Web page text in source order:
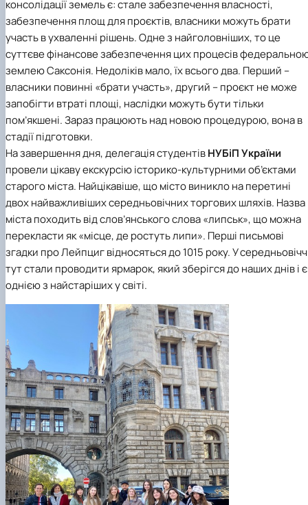
консолідації земель є: стале забезпечення власності,
забезпечення площ для проєктів, власники можуть брати
участь в ухваленні рішень. Одне з найголовніших, то це
суттєве фінансове забезпечення цих процесів
землею Саксонія. Недоліків мало, їх всього два. Перший –
власники повинні «брати участь», другий – проєкт не може
запобігти втраті площі, наслідки можуть бути тільки
пом’якшені. Зараз працюють над новою процедурою, вона в
стадії підготовки.
На завершення дня, делегація студентівНУБіП України
провели цікаву екскурсію історико-культурними об’єктами
старого міста. Найцікавіше, що місто виникло на перетині
двох найважливіших середньовічних торгових шляхів. Назва
міста походить від слов’янського слова «липськ», що можна
перекласти як «місце, де ростуть липи». Перші письмові
згадки про Лейпциг відносяться до 1015 року. У
тут стали проводити ярмарок, який зберігся до наших днів і є
однією з найстаріших у світі.